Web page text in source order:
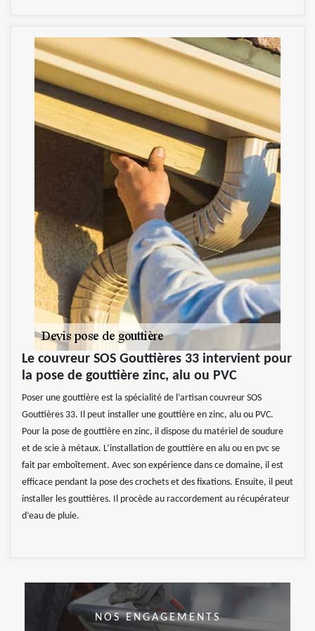
Le couvreur SOS Gouttières 33 intervient pour
la pose de gouttière zinc, alu ou PVC
Poser une gouttière est la spécialité de l’artisan couvreur SOS
Gouttières 33. Il peut installer une gouttière en zinc, alu ou PVC.
Pour la pose de gouttière en zinc, il dispose du matériel de soudure
et de scie à métaux. L’installation de gouttière en alu ou en pvc se
fait par emboîtement. Avec son expérience dans ce domaine, il est
efficace pendant la pose des crochets et des fixations. Ensuite, il peut
installer les gouttières. Il procède au raccordement au récupérateur
d’eau de pluie.
NOS ENGAGEMENTS